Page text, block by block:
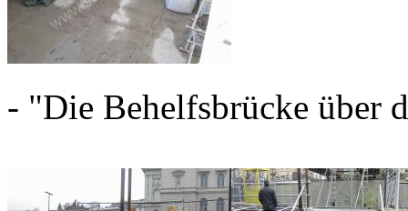
- "Die Behelfsbrücke über